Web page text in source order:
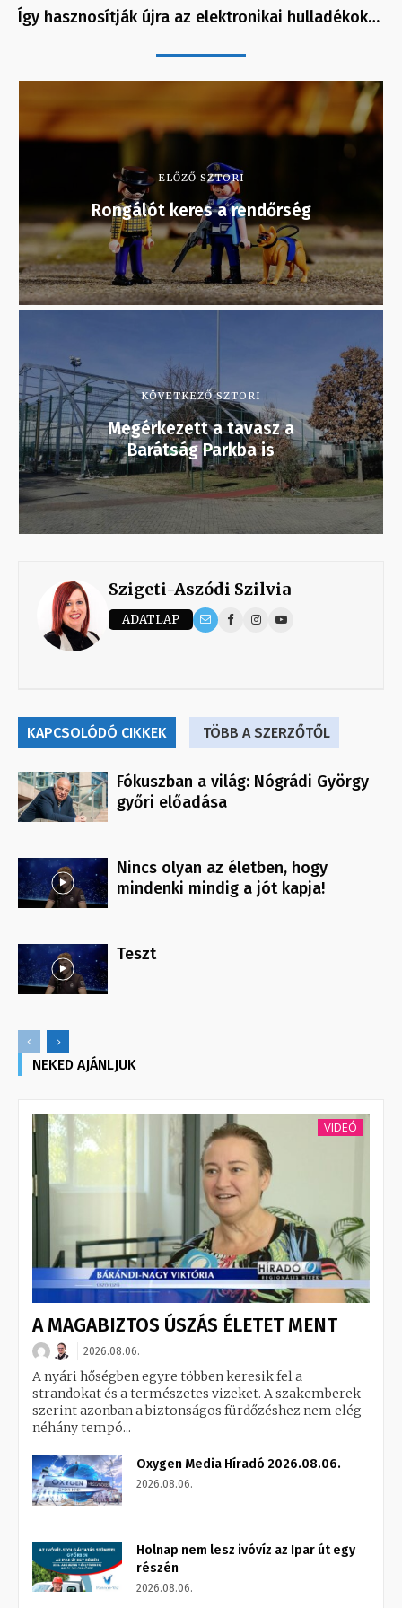
Így hasznosítják újra az elektronikai hulladékok…
ELŐZŐ SZTORI
Rongálót keres a rendőrség
KÖVETKEZŐ SZTORI
Megérkezett a tavasz a
Barátság Parkba is
Szigeti-Aszódi Szilvia
ADATLAP
KAPCSOLÓDÓ CIKKEK TÖBB A SZERZŐTŐL
Fókuszban a világ: Nógrádi György
győri előadása
Nincs olyan az életben, hogy
mindenki mindig a jót kapja!
Teszt
NEKED AJÁNLJUK
VIDEÓ
A MAGABIZTOS ÚSZÁS ÉLETET MENT
2026.08.06.
A nyári hőségben egyre többen keresik fel a
strandokat és a természetes vizeket. A szakemberek
szerint azonban a biztonságos fürdőzéshez nem elég
néhány tempó...
Oxygen Media Híradó 2026.08.06.
2026.08.06.
Holnap nem lesz ivóvíz az Ipar út egy
részén
2026.08.06.